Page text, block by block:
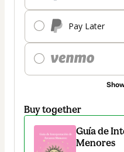
Pay Later
Buy together
Guía de
Menores